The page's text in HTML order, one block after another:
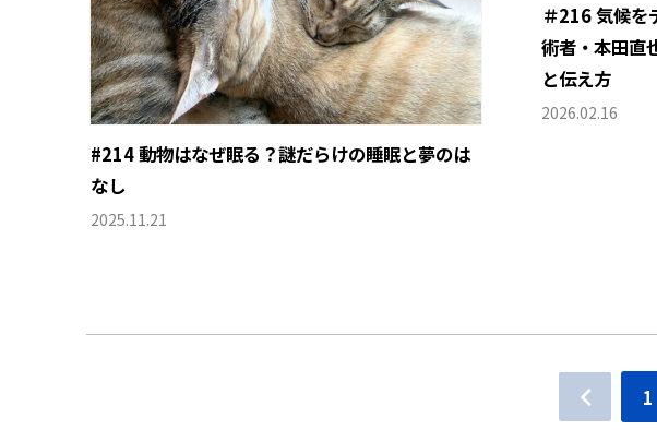
＃216 気候
術者・本田直
と伝え方
2026.02.16
#214 動物はなぜ眠る？謎だらけの睡眠と夢のは
なし
2025.11.21
1